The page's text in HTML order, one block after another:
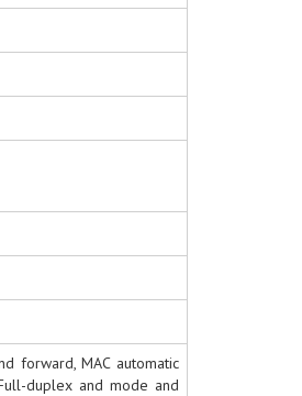
forward, MAC automatic
duplex and mode and